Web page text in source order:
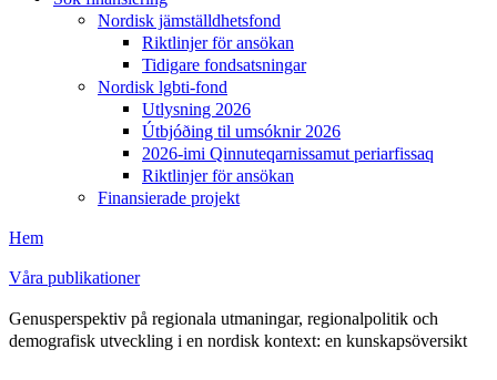
Nordisk jämställdhetsfond
Riktlinjer för ansökan
Tidigare fondsatsningar
Nordisk lgbti-fond
Utlysning 2026
Útbjóðing til umsóknir 2026
2026-imi Qinnuteqarnissamut periarfissaq
Riktlinjer för ansökan
Finansierade projekt
Hem
Våra publikationer
Genusperspektiv på regionala utmaningar, regionalpolitik och
demografisk utveckling i en nordisk kontext: en kunskapsöversikt